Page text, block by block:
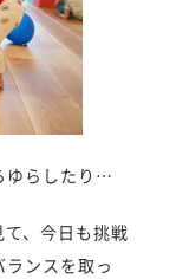
ゆらしたり…
、今日も挑戦
ンスを取っ